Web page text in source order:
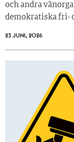
och andra
demokratiska fri-
23 JUNI, 2026